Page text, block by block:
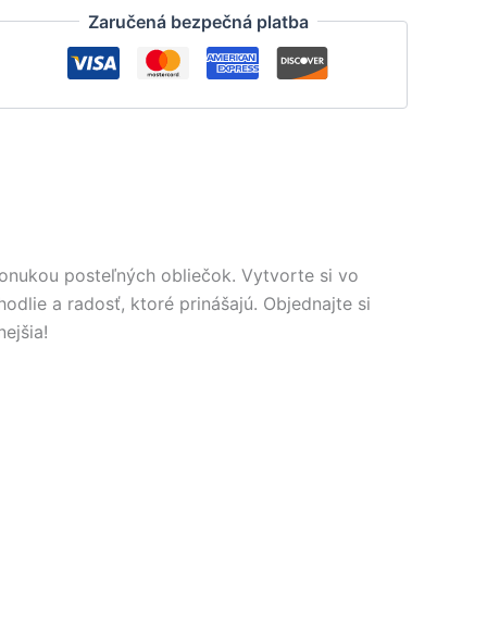
Zaručená bezpečná platba
posteľných obliečok. Vytvorte si vo
a radosť, ktoré prinášajú. Objednajte si